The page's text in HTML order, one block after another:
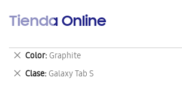
Tienda Online
Color Graphite
Eliminar
este
artículo
Clase Galaxy Tab S
Eliminar